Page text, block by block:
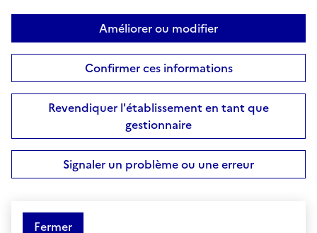
Améliorer ou modifier
Confirmer ces informations
Revendiquer l'établissement en tant que
gestionnaire
Signaler un problème ou une erreur
Fermer